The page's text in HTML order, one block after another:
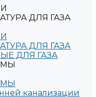
ДЛЯ ГАЗА
ДЛЯ ГАЗА
ДЛЯ ГАЗА
канализации